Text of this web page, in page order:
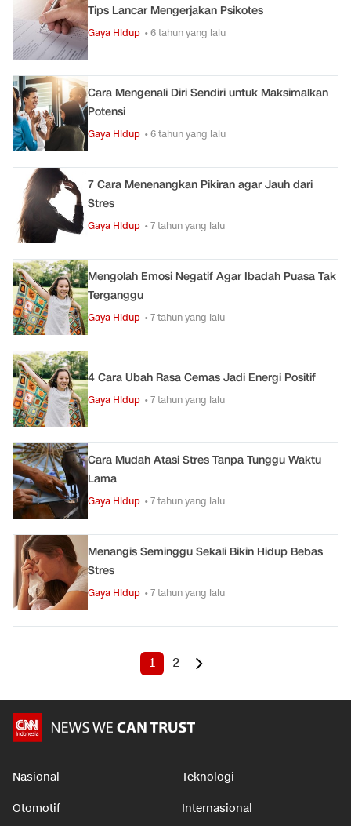
Tips Lancar Mengerjakan Psikotes
Gaya Hidup • 6 tahun yang lalu
Cara Mengenali Diri Sendiri untuk Maksimalkan
Potensi
Gaya Hidup • 6 tahun yang lalu
7 Cara Menenangkan Pikiran agar Jauh dari
Stres
Gaya Hidup • 7 tahun yang lalu
Mengolah Emosi Negatif Agar Ibadah Puasa Tak
Terganggu
Gaya Hidup • 7 tahun yang lalu
4 Cara Ubah Rasa Cemas Jadi Energi Positif
Gaya Hidup • 7 tahun yang lalu
Cara Mudah Atasi Stres Tanpa Tunggu Waktu
Lama
Gaya Hidup • 7 tahun yang lalu
Menangis Seminggu Sekali Bikin Hidup Bebas
Stres
Gaya Hidup • 7 tahun yang lalu
1 2
Nasional Teknologi
Otomotif Internasional